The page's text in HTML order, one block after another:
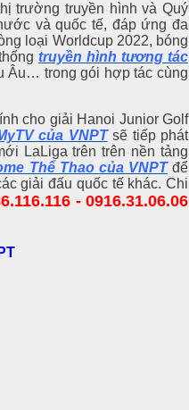
trường truyền hình và Quý
và quốc tế, đáp ứng đa
loại Worldcup 2022, bóng
truyền hình tương tác
Âu… trong gói hợp tác cùng
cho giải Hanoi Junior Golf
của VNPTsẽ tiếp phát
LaLiga trên trên nền tảng
Thể Thao của VNPTđể
giải đấu quốc tế khác. Chi
- 0916.31.06.06